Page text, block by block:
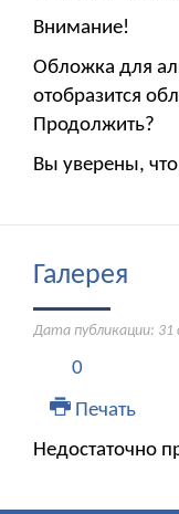
Внимание!
Обложка для
отобразится
Продолжить?
Вы уверены, что
Галерея
Дата публикации: 31
0
Печать
Недостаточно